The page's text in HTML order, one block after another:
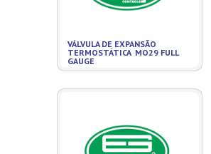
VÁLVULA DE EXPANSÃO
TERMOSTÁTICA MO29 FULL
GAUGE